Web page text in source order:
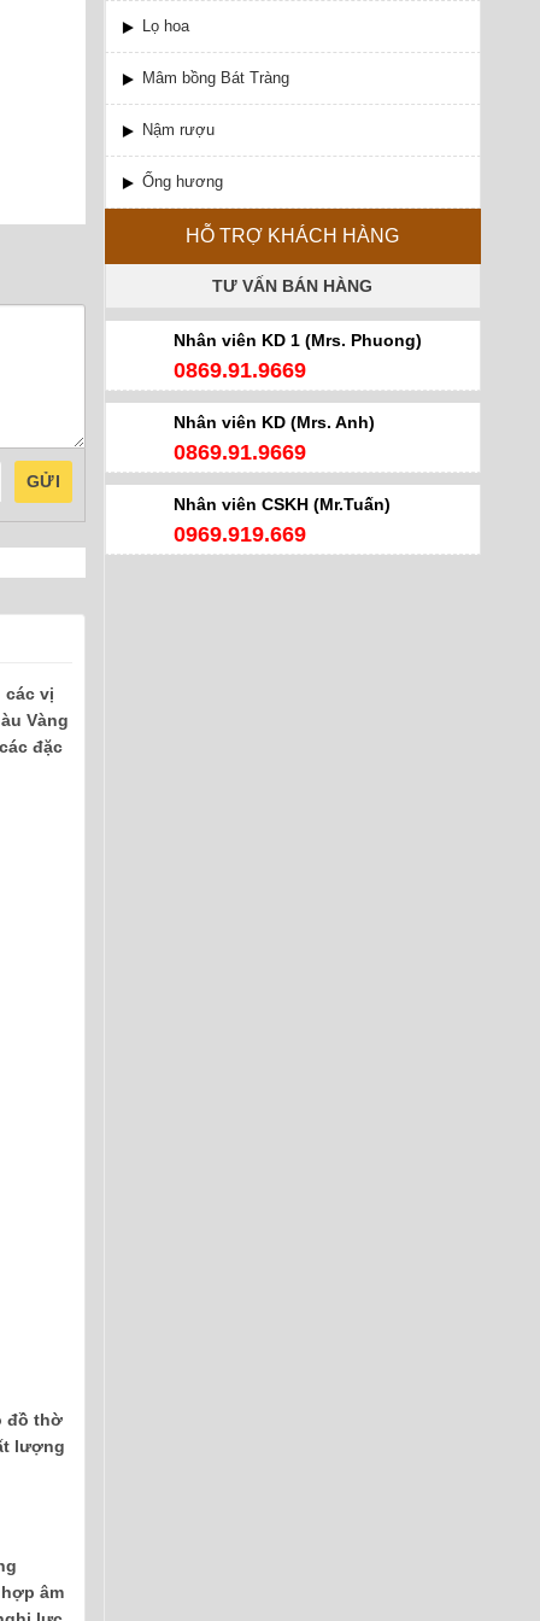
Lọ hoa
Mâm bồng Bát Tràng
Nậm rượu
Ống hương
HỖ TRỢ KHÁCH HÀNG
TƯ VẤN BÁN HÀNG
Nhân viên KD 1 (Mrs. Phuong)
0869.91.9669
Nhân viên KD (Mrs. Anh)
0869.91.9669
Nhân viên CSKH (Mr.Tuấn)
0969.919.669
GỬI
các vị
Vàng
đặc
đồ thờ
lượng
âm